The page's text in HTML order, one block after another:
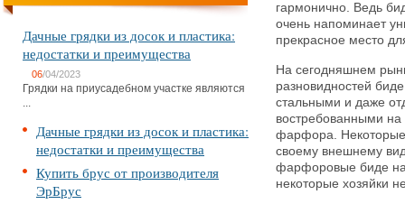
Дачные грядки из досок и пластика:
недостатки и преимущества
06/04/2023
Грядки на приусадебном участке являются
...
Дачные грядки из досок и пластика:
недостатки и преимущества
Купить брус от производителя
ЭрБрус
гармонично. Ведь
очень напоминает
прекрасное место
На сегодняшнем
разновидностей
стальными и даже
востребованными
фарфора.
своему внешнему
фарфоровые биде
некоторые хозяйки